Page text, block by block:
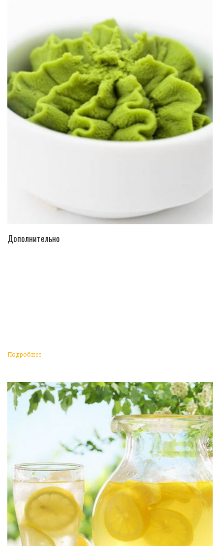
Дополнительно
Подробнее